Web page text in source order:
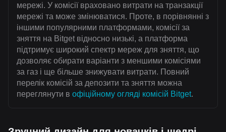
мережі. У комісії враховано витрати на транзакції
мережі та може змінюватися. Проте, в порівнянні з
іншими популярними платформами, комісії за
зняття на Bitget відносно низькі, а платформа
підтримує широкий спектр мереж для зняття, що
дозволяє обирати варіанти з меншими комісіями
за газ і ще більше знижувати витрати. Повний
перелік комісій за депозити та зняття можна
переглянути в офіційному огляді комісій Bitget.